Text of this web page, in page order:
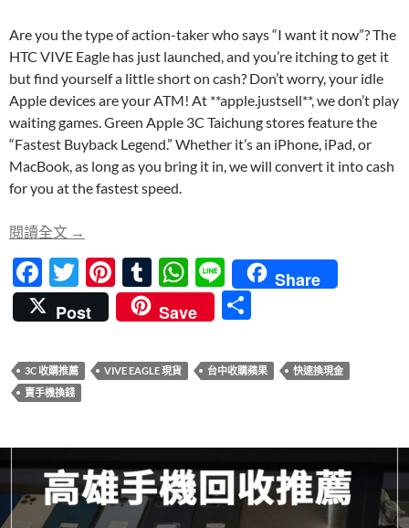
Are you the type of action-taker who says “I want it now”? The
HTC VIVE Eagle has just launched, and you’re itching to get it
but find yourself a little short on cash? Don’t worry, your idle
Apple devices are your ATM! At **apple.justsell**, we don’t play
waiting games. Green Apple 3C Taichung stores feature the
“Fastest Buyback Legend.” Whether it’s an iPhone, iPad, or
MacBook, as long as you bring it in, we will convert it into cash
for you at the fastest speed.
閱讀全文 急需現金買 VR？台中收購 Apple 全系列最速傳說，
→
F
ac
e
b
o
k
T
w
itt
er
Pi
nt
er
es
t
T
u
m
bl
r
W
h
at
s
A
p
Li
n
e
Share
Post
Save
3C 收購推薦 VIVE EAGLE 現貨 台中收購蘋果
快速換現金
賣手機換錢